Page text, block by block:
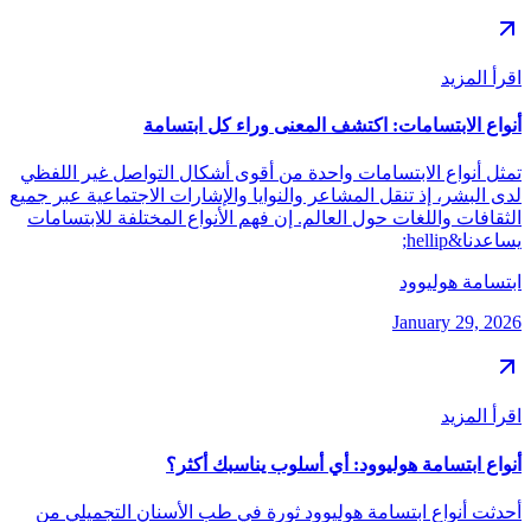
اقرأ المزيد
أنواع الابتسامات: اكتشف المعنى وراء كل ابتسامة
تمثل أنواع الابتسامات واحدة من أقوى أشكال التواصل غير اللفظي
لدى البشر، إذ تنقل المشاعر والنوايا والإشارات الاجتماعية عبر جميع
الثقافات واللغات حول العالم. إن فهم الأنواع المختلفة للابتسامات
يساعدنا&hellip;
ابتسامة هوليوود
January 29, 2026
اقرأ المزيد
أنواع ابتسامة هوليوود: أي أسلوب يناسبك أكثر؟
أحدثت أنواع ابتسامة هوليوود ثورة في طب الأسنان التجميلي من